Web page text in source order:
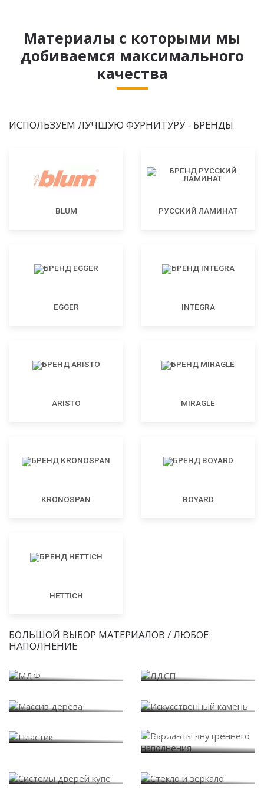
Материалы с которыми мы
добиваемся максимального
качества
ИСПОЛЬЗУЕМ ЛУЧШУЮ ФУРНИТУРУ - БРЕНДЫ
BLUM РУССКИЙ ЛАМИНАТ
EGGER INTEGRA
ARISTO MIRAGLE
KRONOSPAN BOYARD
HETTICH
БОЛЬШОЙ ВЫБОР МАТЕРИАЛОВ / ЛЮБОЕ
НАПОЛНЕНИЕ
наполнения